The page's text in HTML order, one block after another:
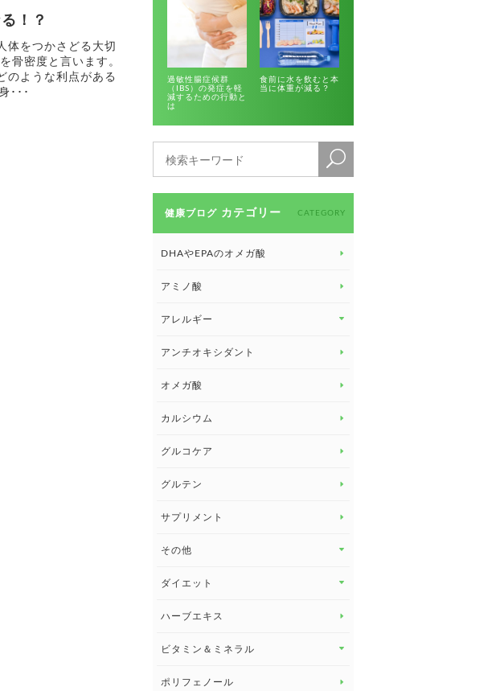
！？
体をつかさどる大切
骨密度と言います。
のような利点がある
･･･
過敏性腸症候群
（IBS）の発症を軽
減するための行動と
は
食前に水を飲むと本
当に体重が減る？
健康ブログ カテゴリー CATEGORY
DHAやEPAのオメガ酸
アミノ酸
アレルギー
アレルギー トップ
アンチオキシダント
オメガ酸
カルシウム
グルコケア
グルテン
サプリメント
その他
その他 トップ
健康セミナー
ダイエット
ダイエット トップ
ハーブエキス
ビタミン＆ミネラル
ビタミン＆ミネラル トップ
ポリフェノール